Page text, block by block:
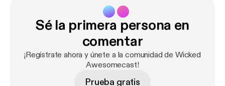
Sé la primera persona en
comentar
¡Regístrate ahora y únete a la comunidad de Wicked
Awesomecast!
Prueba gratis